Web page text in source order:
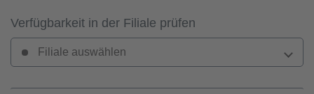
Verfügbarkeit in der Filiale prüfen
Filiale auswählen